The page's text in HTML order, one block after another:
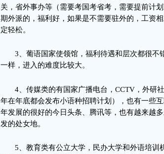
关，省外事办等（需要考国考省考，需要提前计
期外派的，福利好，如果是不需要驻外的，工资
定轻松。
3、葡语国家使领馆，福利待遇和层次都很不
一样，进入的难度比较大。
4 、传媒类的有国家广播电台，CCTV ，外研
年在年底都会发布小语种招聘计划），也有一些互
年发展的很好的今日头条、腾讯等，也有越来越
发的处女地。
5 、教育类有公立大学，民办大学和外语培训